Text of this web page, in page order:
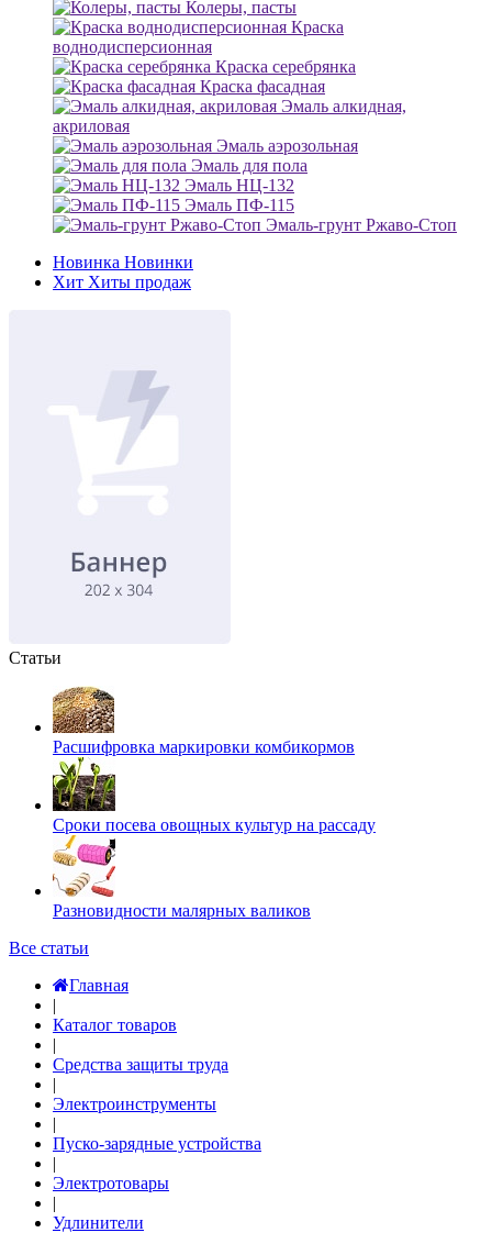
Колеры, пасты
Краска
воднодисперсионная
Краска серебрянка
Краска фасадная
Эмаль алкидная,
акриловая
Эмаль аэрозольная
Эмаль для пола
Эмаль НЦ-132
Эмаль ПФ-115
Эмаль-грунт Ржаво-Стоп
Новинка Новинки
Хит Хиты продаж
Статьи
Расшифровка маркировки комбикормов
Сроки посева овощных культур на рассаду
Разновидности малярных валиков
Все статьи
Главная
|
Каталог товаров
|
Средства защиты труда
|
Электроинструменты
|
Пуско-зарядные устройства
|
Электротовары
|
Удлинители